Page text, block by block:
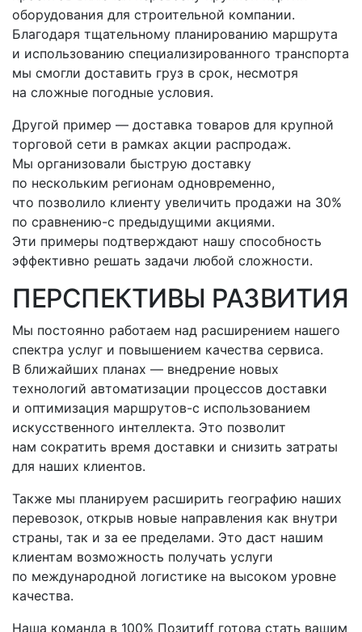
оборудования для строительной компании.
Благодаря тщательному планированию маршрута
и использованию специализированного транспорта
мы смогли доставить груз в срок, несмотря
на сложные погодные условия.
Другой пример — доставка товаров для крупной
торговой сети в рамках акции распродаж.
Мы организовали быструю доставку
по нескольким регионам одновременно,
что позволило клиенту увеличить продажи на 30%
по сравнению-с предыдущими акциями.
Эти примеры подтверждают нашу способность
эффективно решать задачи любой сложности.
ПЕРСПЕКТИВЫ РАЗВИТИЯ
Мы постоянно работаем над расширением нашего
спектра услуг и повышением качества сервиса.
В ближайших планах — внедрение новых
технологий автоматизации процессов доставки
и оптимизация маршрутов-с использованием
искусственного интеллекта. Это позволит
нам сократить время доставки и снизить затраты
для наших клиентов.
Также мы планируем расширить географию наших
перевозок, открыв новые направления как внутри
страны, так и за ее пределами. Это даст нашим
клиентам возможность получать услуги
по международной логистике на высоком уровне
качества.
Наша команда в 100% Позитиff готова стать вашим